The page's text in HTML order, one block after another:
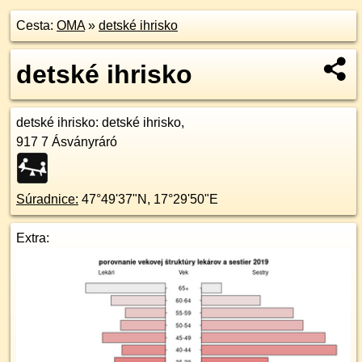
Cesta: OMA» detské ihrisko
detské ihrisko
detské ihrisko: detské ihrisko,
917 7 Ásványráró
Súradnice: 47°49'37"N , 17°29'50"E
Extra: